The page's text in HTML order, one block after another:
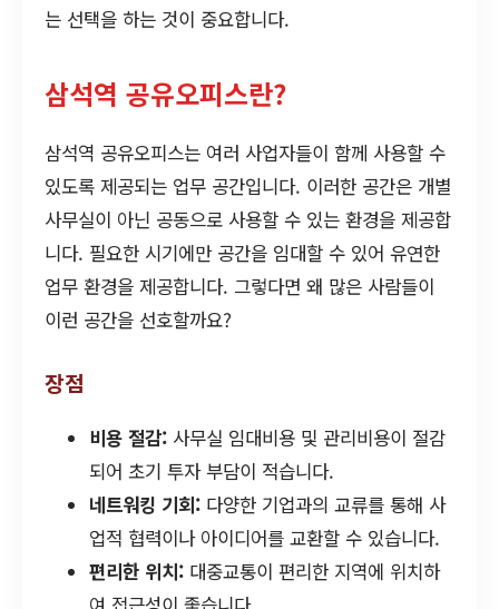
는 선택을 하는 것이 중요합니다.
삼석역 공유오피스란?
삼석역 공유오피스는 여러 사업자들이 함께 사용할 수
있도록 제공되는 업무 공간입니다. 이러한 공간은 개별
사무실이 아닌 공동으로 사용할 수 있는 환경을 제공합
니다. 필요한 시기에만 공간을 임대할 수 있어 유연한
업무 환경을 제공합니다. 그렇다면 왜 많은 사람들이
이런 공간을 선호할까요?
장점
비용 절감: 사무실 임대비용 및 관리비용이 절감
되어 초기 투자 부담이 적습니다.
네트워킹 기회: 다양한 기업과의 교류를 통해 사
업적 협력이나 아이디어를 교환할 수 있습니다.
편리한 위치: 대중교통이 편리한 지역에 위치하